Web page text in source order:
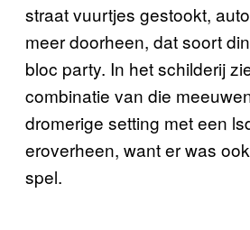
straat vuurtjes gestookt,
meer doorheen, dat soort
bloc party. In het schilderij
combinatie van die
dromerige setting met een
eroverheen, want er was
spel.